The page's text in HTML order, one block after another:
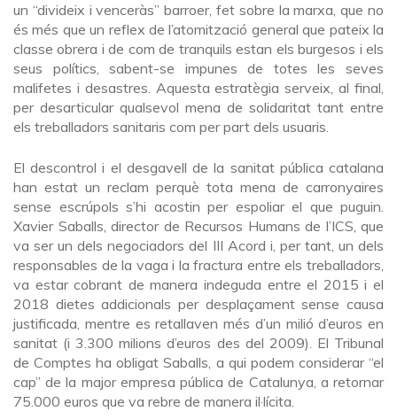
un “divideix i venceràs” barroer, fet sobre la marxa, que no
és més que un reflex de l’atomització general que pateix la
classe obrera i de com de tranquils estan els burgesos i els
seus polítics, sabent-se impunes de totes les seves
malifetes i desastres. Aquesta estratègia serveix, al final,
per desarticular qualsevol mena de solidaritat tant entre
els treballadors sanitaris com per part dels usuaris.
El descontrol i el desgavell de la sanitat pública catalana
han estat un reclam perquè tota mena de carronyaires
sense escrúpols s’hi acostin per espoliar el que puguin.
Xavier Saballs, director de Recursos Humans de l’ICS, que
va ser un dels negociadors del III Acord i, per tant, un dels
responsables de la vaga i la fractura entre els treballadors,
va estar cobrant de manera indeguda entre el 2015 i el
2018 dietes addicionals per desplaçament sense causa
justificada, mentre es retallaven més d’un milió d’euros en
sanitat (i 3.300 milions d’euros des del 2009). El Tribunal
de Comptes ha obligat Saballs, a qui podem considerar “el
cap” de la major empresa pública de Catalunya, a retornar
75.000 euros que va rebre de manera il·lícita.